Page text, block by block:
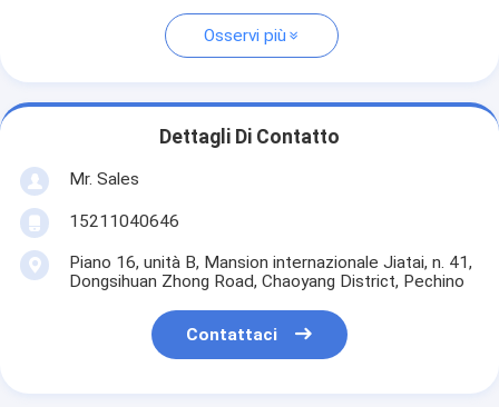
Osservi più
Dettagli Di Contatto
Mr. Sales
15211040646
Piano 16, unità B, Mansion internazionale Jiatai, n. 41,
Dongsihuan Zhong Road, Chaoyang District, Pechino
Contattaci